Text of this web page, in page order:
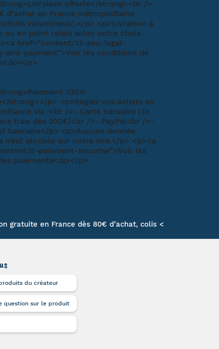
gratuite en France dès 80€ d’achat, colis <
du créateur
question sur le produit